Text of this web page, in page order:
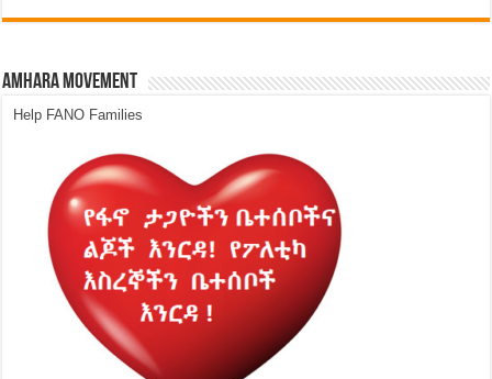
Amhara Movement
Help FANO Families